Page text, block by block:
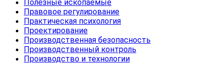
Полезные ископаемые
Правовое регулирование
Практическая психология
Проектирование
Производственная безопасность
Производственный контроль
Производство и технологии